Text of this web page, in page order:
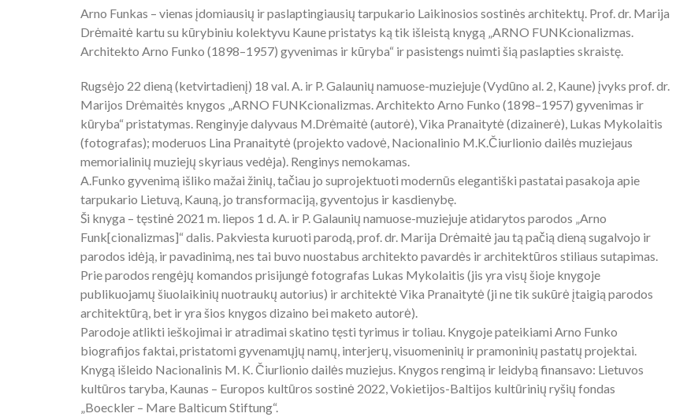
Arno Funkas – vienas įdomiausių ir paslaptingiausių tarpukario Laikinosios sostinės architektų. Prof. dr. Marija
Drėmaitė kartu su kūrybiniu kolektyvu Kaune pristatys ką tik išleistą knygą „ARNO FUNKcionalizmas.
Architekto Arno Funko (1898–1957) gyvenimas ir kūryba“ ir pasistengs nuimti šią paslapties skraistę.
Rugsėjo 22 dieną (ketvirtadienį) 18 val. A. ir P. Galaunių namuose-muziejuje (Vydūno al. 2, Kaune) įvyks prof. dr.
Marijos Drėmaitės knygos „ARNO FUNKcionalizmas. Architekto Arno Funko (1898–1957) gyvenimas ir
kūryba“ pristatymas. Renginyje dalyvaus M.Drėmaitė (autorė), Vika Pranaitytė (dizainerė), Lukas Mykolaitis
(fotografas); moderuos Lina Pranaitytė (projekto vadovė, Nacionalinio M.K.Čiurlionio dailės muziejaus
memorialinių muziejų skyriaus vedėja). Renginys nemokamas.
A.Funko gyvenimą išliko mažai žinių, tačiau jo suprojektuoti modernūs elegantiški pastatai pasakoja apie
tarpukario Lietuvą, Kauną, jo transformaciją, gyventojus ir kasdienybę.
Ši knyga – tęstinė 2021 m. liepos 1 d. A. ir P. Galaunių namuose-muziejuje atidarytos parodos „Arno
Funk[cionalizmas]“ dalis. Pakviesta kuruoti parodą, prof. dr. Marija Drėmaitė jau tą pačią dieną sugalvojo ir
parodos idėją, ir pavadinimą, nes tai buvo nuostabus architekto pavardės ir architektūros stiliaus sutapimas.
Prie parodos rengėjų komandos prisijungė fotografas Lukas Mykolaitis (jis yra visų šioje knygoje
publikuojamų šiuolaikinių nuotraukų autorius) ir architektė Vika Pranaitytė (ji ne tik sukūrė įtaigią parodos
architektūrą, bet ir yra šios knygos dizaino bei maketo autorė).
Parodoje atlikti ieškojimai ir atradimai skatino tęsti tyrimus ir toliau. Knygoje pateikiami Arno Funko
biografijos faktai, pristatomi gyvenamųjų namų, interjerų, visuomeninių ir pramoninių pastatų projektai.
Knygą išleido Nacionalinis M. K. Čiurlionio dailės muziejus. Knygos rengimą ir leidybą finansavo: Lietuvos
kultūros taryba, Kaunas – Europos kultūros sostinė 2022, Vokietijos-Baltijos kultūrinių ryšių fondas
„Boeckler – Mare Balticum Stiftung“.